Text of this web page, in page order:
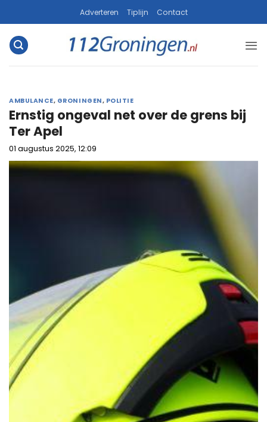
naar
inhoud
Adverteren Tiplijn Contact
AMBULANCE, GRONINGEN, POLITIE
Ernstig ongeval net over de grens bij
Ter Apel
01 augustus 2025, 12:09